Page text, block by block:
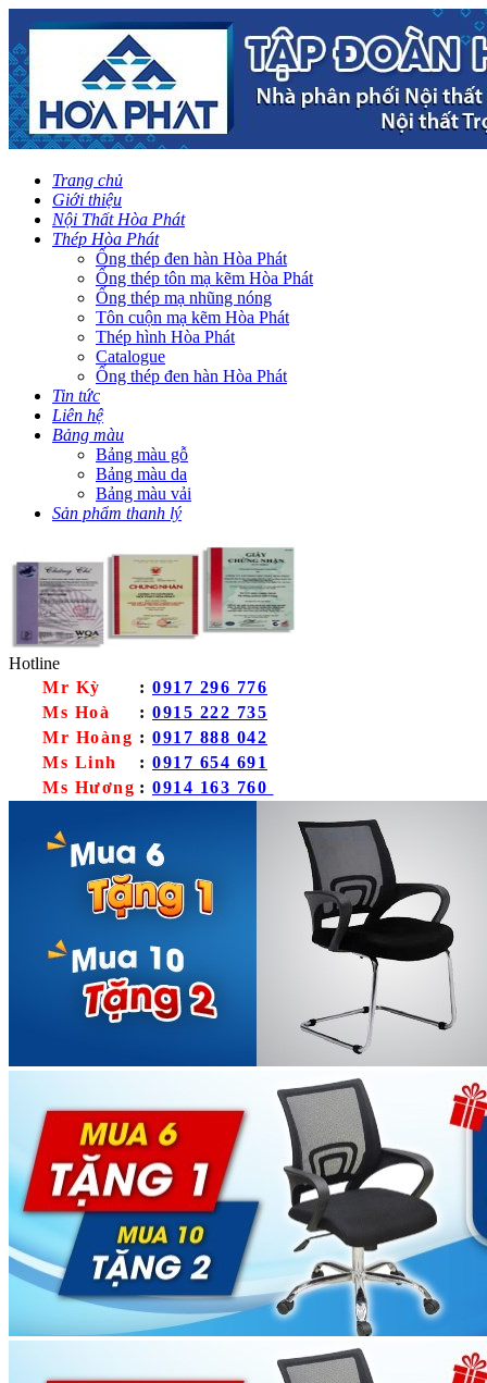
Trang chủ
Giới thiệu
Nội Thất Hòa Phát
Thép Hòa Phát
Ống thép đen hàn Hòa Phát
Ống thép tôn mạ kẽm Hòa Phát
Ống thép mạ nhũng nóng
Tôn cuộn mạ kẽm Hòa Phát
Thép hình Hòa Phát
Catalogue
Ống thép đen hàn Hòa Phát
Tin tức
Liên hệ
Bảng màu
Bảng màu gỗ
Bảng màu da
Bảng màu vải
Sản phẩm thanh lý
Hotline
Mr Kỳ
: 0917 296 776
Ms Hoà
: 0915 222 735
Mr Hoàng : 0917 888 042
Ms Linh
: 0917 654 691
Ms Hương : 0914 163 760